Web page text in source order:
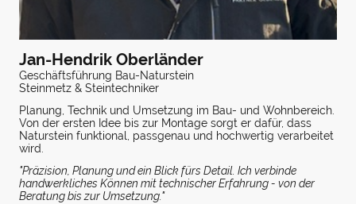
Jan-Hendrik Oberländer
Geschäftsführung Bau-Naturstein
Steinmetz & Steintechniker
Planung, Technik und Umsetzung im Bau- und Wohnbereich.
Von der ersten Idee bis zur Montage sorgt er dafür, dass
Naturstein funktional, passgenau und hochwertig verarbeitet
wird.
"Präzision, Planung und ein Blick fürs Detail. Ich verbinde
handwerkliches Können mit technischer Erfahrung - von der
Beratung bis zur Umsetzung."